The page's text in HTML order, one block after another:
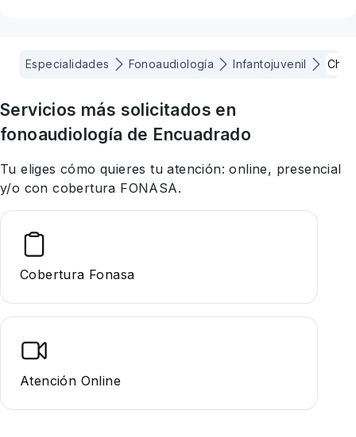
Especialidades Fonoaudiología Infantojuvenil
Servicios más solicitados en
fonoaudiología de Encuadrado
Tu eliges cómo quieres tu atención: online, presencial
y/o con cobertura FONASA.
Cobertura Fonasa
Atención Online